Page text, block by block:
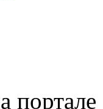
портале